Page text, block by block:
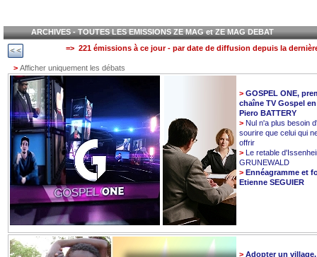
ARCHIVES - TOUTES LES EMISSIONS ZE MAG et ZE MAG DEBAT
=> 221 émissions à ce jour - par date de diffusion depuis la
> Afficher uniquement les débats
> GOSPEL ONE,
chaîne TV Gospel
Piero BATTERY
> Nul n'a plus besoin
sourire que celui qui
offrir
> Le retable
GRUNEWALD
> Ennéagramme et
Etienne SEGUIER
> Adopter un